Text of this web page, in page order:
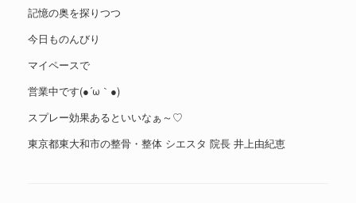
記憶の奥を探りつつ
今日ものんびり
マイペースで
営業中です(●´ω｀●)
スプレー効果あるといいなぁ～♡
東京都東大和市の整骨・整体 シエスタ 院長 井上由紀恵